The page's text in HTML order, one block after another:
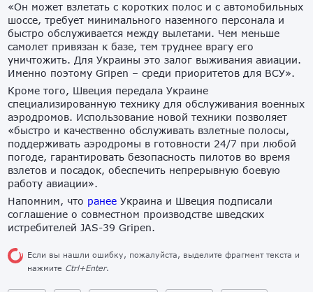
«Он может взлетать с коротких полос и с автомобильных
шоссе, требует минимального наземного персонала и
быстро обслуживается между вылетами. Чем меньше
самолет привязан к базе, тем труднее врагу его
уничтожить. Для Украины это залог выживания авиации.
Именно поэтому Gripen – среди приоритетов для ВСУ».
Кроме того, Швеция передала Украине
специализированную технику для обслуживания военных
аэродромов. Использование новой техники позволяет
«быстро и качественно обслуживать взлетные полосы,
поддерживать аэродромы в готовности 24/7 при любой
погоде, гарантировать безопасность пилотов во время
взлетов и посадок, обеспечить непрерывную боевую
работу авиации».
Напомним, что ранее Украина и Швеция подписали
соглашение о совместном производстве шведских
истребителей JAS-39 Gripen.
Если вы нашли ошибку, пожалуйста, выделите фрагмент текста и
нажмите Ctrl+Enter.